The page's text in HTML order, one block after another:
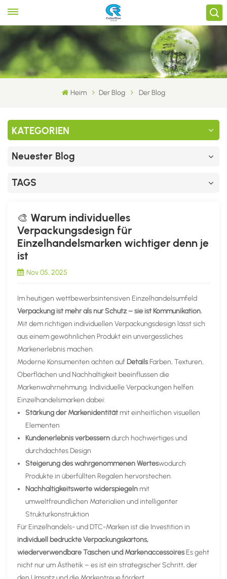
Heim Der Blog Der Blog
KATEGORIEN
Neuester Blog
TAGS
🎨 Warum individuelles
Verpackungsdesign für
Einzelhandelsmarken wichtiger denn je
ist
Nov 05, 2025
Im heutigen wettbewerbsintensiven Einzelhandelsumfeld
Verpackung ist mehr als nur Schutz – sie ist Kommunikation.
Mit dem richtigen individuellen Verpackungsdesign lässt sich
aus einem gewöhnlichen Produkt ein unvergessliches
Markenerlebnis machen.
Moderne Konsumenten achten auf DetailsFarben, Texturen,
Oberflächen und Nachhaltigkeit beeinflussen die
Markenwahrnehmung. Individuelle Verpackungen helfen
Einzelhandelsmarken dabei:
Stärkung der Markenidentitätmit einheitlichen visuellen
Elementen
Kundenerlebnis verbesserndurch hochwertiges und
durchdachtes Design
Steigerung des wahrgenommenen Werteswodurch
Produkte in überfüllten Regalen hervorstechen.
Nachhaltigkeitswerte widerspiegelnmit
umweltfreundlichen Materialien und intelligenter
Strukturkonstruktion
Für Einzelhandels- und DTC-Marken ist die Investition in
individuell bedruckte Verpackungskartons,
wiederverwendbare Taschen und MarkenaccessoiresEs geht
nicht nur um Ästhetik – es ist ein strategischer Schritt, der